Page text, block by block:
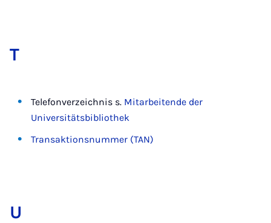
T
Telefonverzeichnis s. Mitarbeitende der
Universitätsbibliothek
Transaktionsnummer (TAN)
U